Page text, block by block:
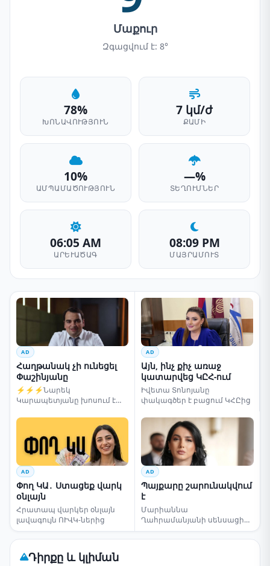
Մաքուր
Զգացվում է: 8°
78%
ԽՈՆԱՎՈՒԹՅՈՒՆ
7 կմ/ժ
ՔԱՄԻ
10%
ԱՄՊԱՄԱԾՈՒԹՅՈՒՆ
—%
ՏԵՂՈՒՄՆԵՐ
06:05 AM
ԱՐԵՒԱԾԱԳ
08:09 PM
ՄԱՅՐԱՄՈՒՏ
AD
Հաղթանակ չի ունեցել
Փաշինյանը
⚡⚡⚡Նարեկ
Կարապետյանը խոսում է
AD
Այն, ինչ քիչ առաջ
կատարվեց ԿԸՀ-ում
Իվետա Տոնոյանը
փակագծեր է բացում ԿՀԸից
AD
Փող ԿԱ․ Ստացեք վարկ
օնլայն
Հրատապ վարկեր օնլայն
լավագույն ՈՒՎԿ-ներից
AD
Պայքարը շարունակվում
է
Մարիաննա
Ղահրամանյանի սենսացիոն
կոչը
Դիրքը և կլիման